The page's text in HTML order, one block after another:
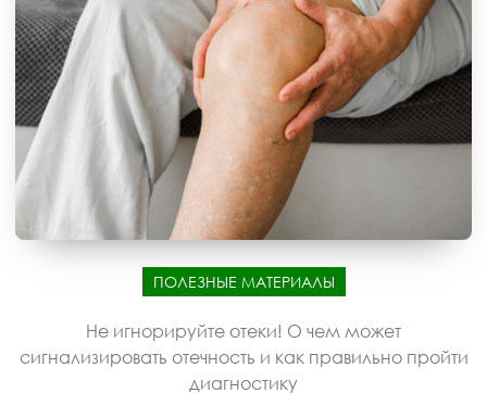
ПОЛЕЗНЫЕ МАТЕРИАЛЫ
Не игнорируйте отеки! О чем может
сигнализировать отечность и как правильно пройти
диагностику